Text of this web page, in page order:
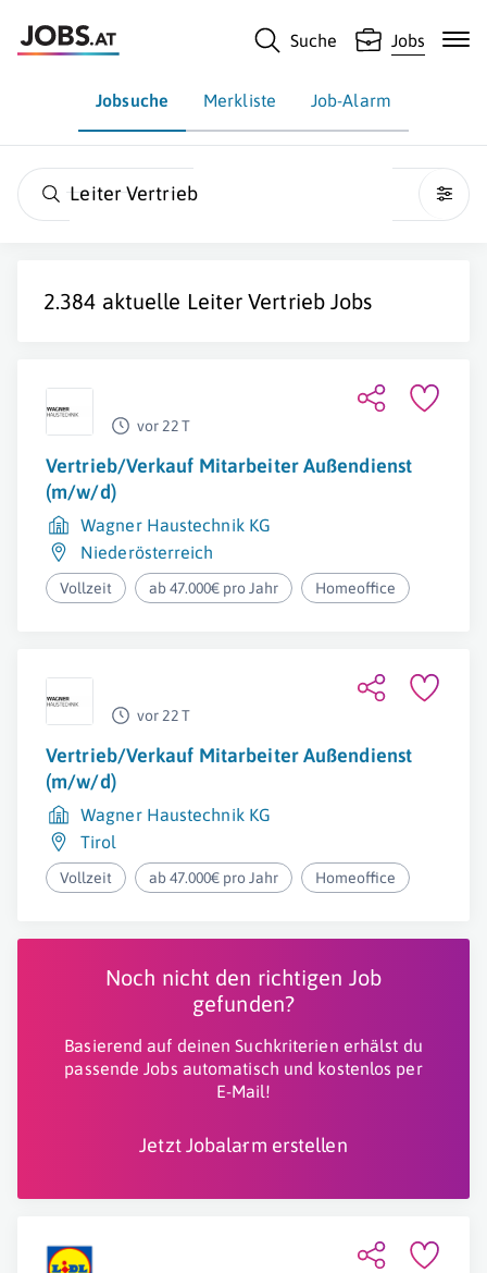
Suche Jobs
Jobsuche Merkliste Job-Alarm
Leiter Vertrieb
2.384 aktuelle Leiter Vertrieb Jobs
vor 22 T
Vertrieb/Verkauf Mitarbeiter Außendienst
(m/w/d)
Wagner Haustechnik KG
Niederösterreich
Vollzeit ab 47.000€ pro Jahr Homeoffice
vor 22 T
Vertrieb/Verkauf Mitarbeiter Außendienst
(m/w/d)
Wagner Haustechnik KG
Tirol
Vollzeit ab 47.000€ pro Jahr Homeoffice
Noch nicht den richtigen Job
gefunden?
Basierend auf deinen Suchkriterien erhälst du
passende Jobs automatisch und kostenlos per
E-Mail!
Jetzt Jobalarm erstellen